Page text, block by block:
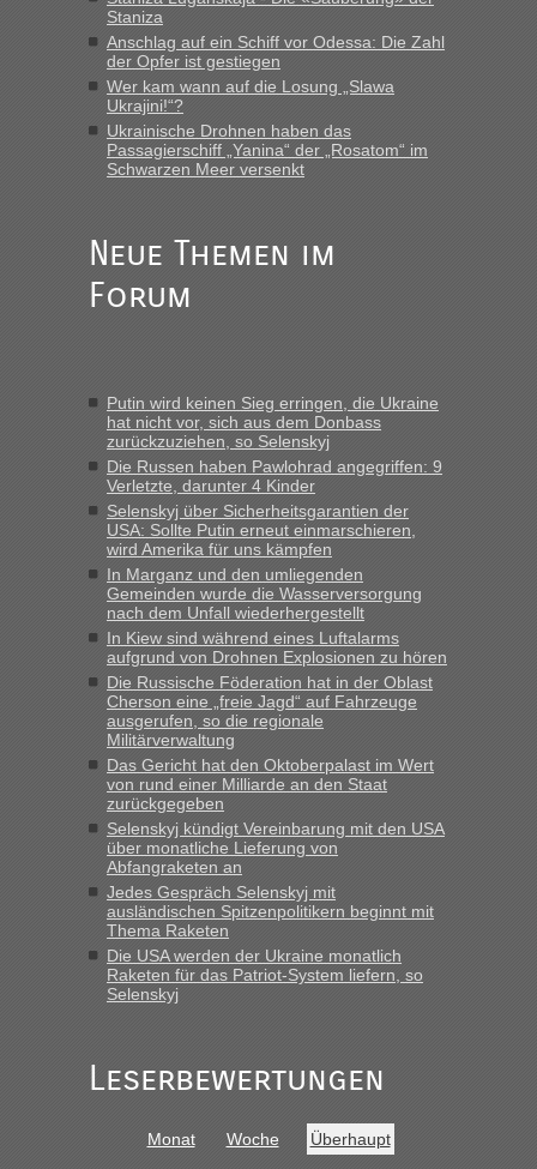
Verbindung von Deutschland...“
Recht, Visa und Dokumente • Re: Deklaration
gebrauchter Kleidung beim Zoll
„Vielen Dank, mit einem Briefchen meiner Frau im Gepäck
gab es keine Probleme“
fast 11 Milliarden aufgedeckt
„Am besten wäre natürlich, wenn die Frau mit dabei ist.
Alleinreisende Männer stehen schließlich immer unter
Milliarden aufgedeckt
„Kein Zoll. Du musst an sich nur sagen dass das privat ist
und du nicht damit handeln willst. So lange das nicht
Originalverpackt ist und ersichlich das nicht neu sollte es
keine Probleme geben“
Recht, Visa und Dokumente • Deklaration
gebrauchter Kleidung beim Zoll
„Hallo Leute, ich weiß nicht, ob ich hier richtig bin mit meiner
Anfrage. Ich möchte 4 Umzugskartons mit gebrauchter
Straßen Kleidung bei der Einreise in die Ukraine
mitnehmen. Es ist gebrauchte Kleidung...“
Berichte und Reisetipps • Re: An welchem
Grenzübergang zwischen Polen und der Ukraine geht es am
schnellsten?
„Wir sind mit unserem Wohnmobil, wie geplant am Montag
15.6. in Krakovets rüber. Sehr zeitig los gegen 5 Uhr in der
Früh. Mit sehr sehr wenig Verkehr, super bis zur Grenze. Nur
8 PKW vor der Schranke....“
Berichte und Reisetipps • Re: An welchem
Grenzübergang zwischen Polen und der Ukraine geht es am
schnellsten?
„Gestern 6 Stunden warten vor der Grenze Richtung Polen
Grenzübergang zwischen Polen und der Ukraine geht es am
Staniza
Anschlag auf ein Schiff vor Odessa: Die Zahl
der Opfer ist gestiegen
Wer kam wann auf die Losung „Slawa
Ukrajini!“?
Ukrainische Drohnen haben das
Passagierschiff „Yanina“ der „Rosatom“ im
Schwarzen Meer versenkt
Neue Themen im
Forum
Putin wird keinen Sieg erringen, die Ukraine
hat nicht vor, sich aus dem Donbass
zurückzuziehen, so Selenskyj
Die Russen haben Pawlohrad angegriffen: 9
Verletzte, darunter 4 Kinder
Selenskyj über Sicherheitsgarantien der
USA: Sollte Putin erneut einmarschieren,
wird Amerika für uns kämpfen
In Marganz und den umliegenden
Gemeinden wurde die Wasserversorgung
nach dem Unfall wiederhergestellt
In Kiew sind während eines Luftalarms
aufgrund von Drohnen Explosionen zu hören
Die Russische Föderation hat in der Oblast
Cherson eine „freie Jagd“ auf Fahrzeuge
ausgerufen, so die regionale
Militärverwaltung
Das Gericht hat den Oktoberpalast im Wert
von rund einer Milliarde an den Staat
zurückgegeben
Selenskyj kündigt Vereinbarung mit den USA
über monatliche Lieferung von
Abfangraketen an
Jedes Gespräch Selenskyj mit
ausländischen Spitzenpolitikern beginnt mit
Thema Raketen
Die USA werden der Ukraine monatlich
Raketen für das Patriot-System liefern, so
Selenskyj
Leserbewertungen
Monat Woche Überhaupt